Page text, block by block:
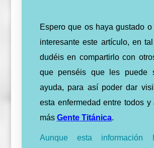
Espero que os haya gustado
interesante este artículo, en
dudéis en compartirlo con
que penséis que les puede
ayuda, para así poder dar
esta enfermedad entre todos y
más Gente Titánica.
Aunque esta información